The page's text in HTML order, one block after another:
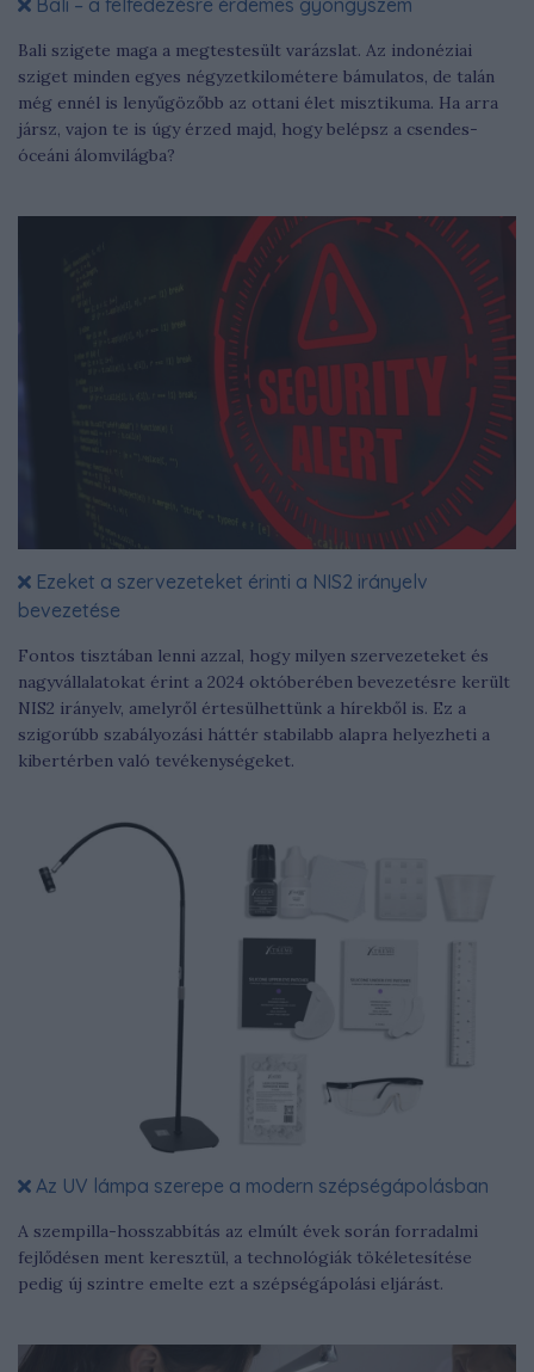
Bali szigete maga a megtestesült varázslat. Az indonéziai
sziget minden egyes négyzetkilométere bámulatos, de talán
még ennél is lenyűgözőbb az ottani élet misztikuma. Ha arra
jársz, vajon te is úgy érzed majd, hogy belépsz a csendes-
óceáni álomvilágba?
Ezeket a szervezeteket érinti a NIS2 irányelv
bevezetése
Fontos tisztában lenni azzal, hogy milyen szervezeteket és
nagyvállalatokat érint a 2024 októberében bevezetésre került
NIS2 irányelv, amelyről értesülhettünk a hírekből is. Ez a
szigorúbb szabályozási háttér stabilabb alapra helyezheti a
kibertérben való tevékenységeket.
Az UV lámpa szerepe a modern szépségápolásban
A szempilla-hosszabbítás az elmúlt évek során forradalmi
fejlődésen ment keresztül, a technológiák tökéletesítése
pedig új szintre emelte ezt a szépségápolási eljárást.